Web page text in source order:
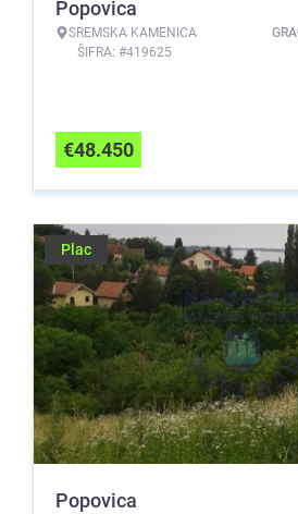
Popovica
SREMSKA KAMENICA
ŠIFRA: #419625
€48.450
Plac
Popovica